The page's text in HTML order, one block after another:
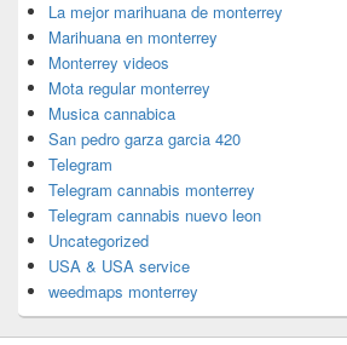
La mejor marihuana de monterrey
Marihuana en monterrey
Monterrey videos
Mota regular monterrey
Musica cannabica
San pedro garza garcia 420
Telegram
Telegram cannabis monterrey
Telegram cannabis nuevo leon
Uncategorized
USA & USA service
weedmaps monterrey